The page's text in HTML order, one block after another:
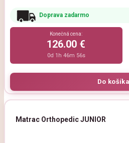
Doprava zadarmo
Konečná cena:
126.00 €
0d 1h 46m 54s
Matrac Orthopedic JUNIOR